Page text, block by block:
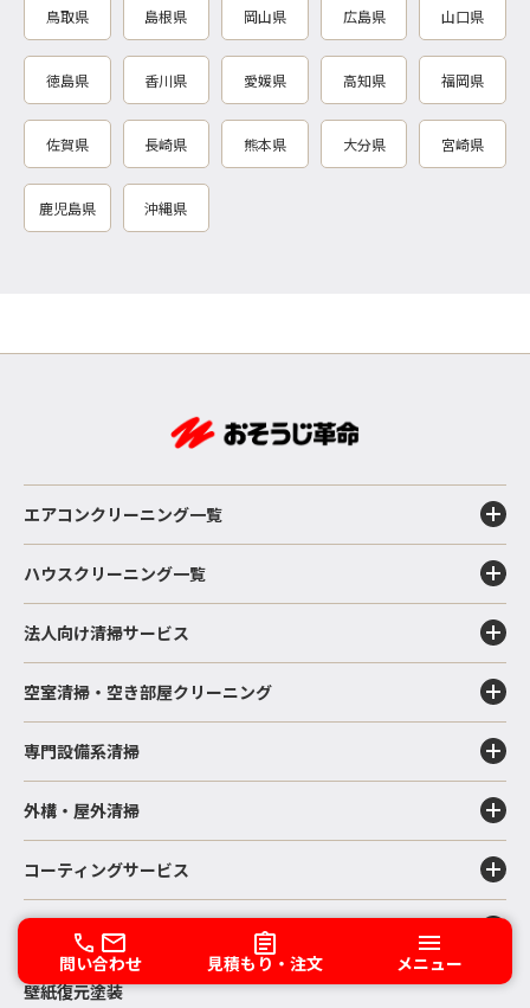
鳥取県 島根県 岡山県 広島県 山口県
徳島県 香川県 愛媛県 高知県 福岡県
佐賀県 長崎県 熊本県 大分県 宮崎県
鹿児島県 沖縄県
問い合わせ 見積もり・注文 メニュー
エアコンクリーニング一覧
ハウスクリーニング一覧
法人向け清掃サービス
空室清掃・空き部屋クリーニング
専門設備系清掃
外構・屋外清掃
コーティングサービス
除菌・消臭
壁紙復元塗装